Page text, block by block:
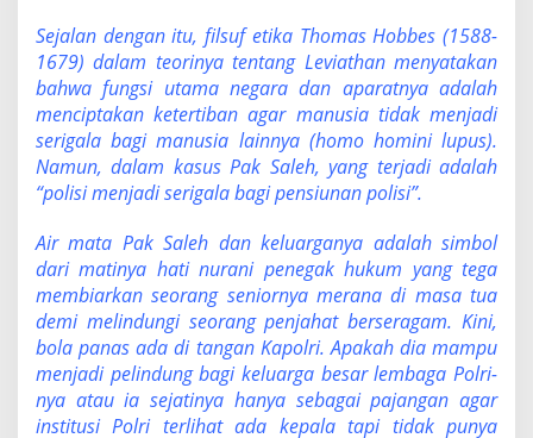
Sejalan dengan itu, filsuf etika Thomas Hobbes (1588-
1679) dalam teorinya tentang Leviathan menyatakan
bahwa fungsi utama negara dan aparatnya adalah
menciptakan ketertiban agar manusia tidak menjadi
serigala bagi manusia lainnya (homo homini lupus).
Namun, dalam kasus Pak Saleh, yang terjadi adalah
“polisi menjadi serigala bagi pensiunan polisi”.
Air mata Pak Saleh dan keluarganya adalah simbol
dari matinya hati nurani penegak hukum yang tega
membiarkan seorang seniornya merana di masa tua
demi melindungi seorang penjahat berseragam. Kini,
bola panas ada di tangan Kapolri. Apakah dia mampu
menjadi pelindung bagi keluarga besar lembaga Polri-
nya atau ia sejatinya hanya sebagai pajangan agar
institusi Polri terlihat ada kepala tapi tidak punya